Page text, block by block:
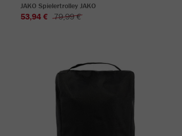
JAKO Spielertrolley JAKO
53,94 € 79,99 €